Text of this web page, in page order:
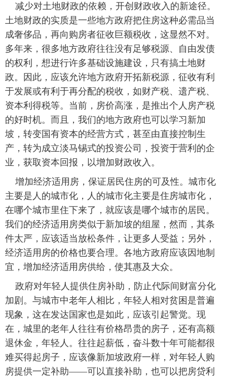
减少对土地财政的依赖，开创财政收入的新途径。
土地财政的实质是一些地方政府把住房这种必需品当
成奢侈品，再向购房者征收巨额税收，这显然不对。
多年来，很多地方政府往往没有足够税源、自由发债
的权利，想进行许多基础设施建设，只有搞土地财
政。因此，应该允许地方政府开拓新税源，征收有利
于发展或有利于再分配的税收，如财产税、遗产税、
资本利得税等。当前，房价高涨，是推出个人房产税
的好时机。而且，我们的地方政府也可以学习新加
坡，转变国有资本的经营方式，甚至由直接控制生
产，转为成立淡马锡式的投资公司，投资于营利的企
业，获取资本回报，以增加财政收入。
增加经济适用房，保证居民住房的可及性。城市化
主要是人的城市化，人的城市化主要是住房城市化，
在哪个城市里住下来了，就应该是哪个城市的居民。
我们的经济适用房类似于新加坡的组屋，然而，其条
件太严，应该适当放松条件，让更多人受益；另外，
经济适用房的价格也要合理。各地方政府应该因地制
宜，增加经济适用房供给，使其惠及大众。
政府对年轻人提供住房补助，防止代际间财富分化
加剧。与城市中老年人相比，年轻人相对贫困是普遍
现象，这在发达国家也是如此，应该引起警觉。现
在，城里的老年人往往有价格昂贵的房子，还有高额
退休金，年轻人。往往起薪低，奋斗数十年可能都很
难买得起房子，应该像新加坡政府一样，对年轻人购
房提供一定补助——可以直接补助，也可以把房贷利